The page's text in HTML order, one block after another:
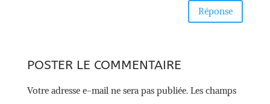
Réponse
POSTER LE COMMENTAIRE
Votre adresse e-mail ne sera pas publiée. Les champs